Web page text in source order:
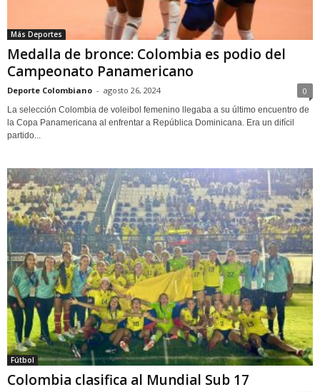
Más Deportes
Medalla de bronce: Colombia es podio del
Campeonato Panamericano
Deporte Colombiano - agosto 26, 2024 0
La selección Colombia de voleibol femenino llegaba a su último encuentro de
la Copa Panamericana al enfrentar a República Dominicana. Era un difícil
partido...
Fútbol
Colombia clasifica al Mundial Sub 17